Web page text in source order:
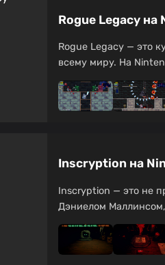
Rogue Legacy
Rogue Legacy — это
всему миру. На
Inscryption на
Inscryption — это не
Дэниелом